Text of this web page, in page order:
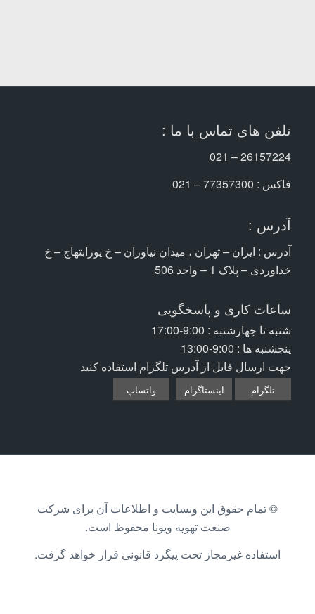
تلفن های تماس با ما :
26157224 – 021
فاکس : 77357300 – 021
آدرس :
آدرس : ایران – تهران ، میدان نیاوران – خ پورابتهاج – خ
خداوردی – پلاک 1 – واحد 506
ساعات کاری و پاسخگویی
شنبه تا چهارشنبه : 9:00-17:00
پنجشنبه ها : 9:00-13:00
جهت ارسال فایل از آدرس تلگرام استفاده کنید
تلگرام اینستاگرام واتساپ
© تمام حقوق این وبسایت و اطلاعات آن برای شرکت
صنعت تهویه ویونا محفوظ است.
استفاده غیرمجاز تحت پیگرد قانونی قرار خواهد گرفت.